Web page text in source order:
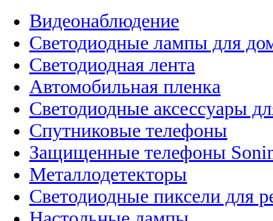
Видеонаблюдение
Светодиодные лампы для
Светодиодная лента
Автомобильная пленка
Светодиодные аксессуары
Спутниковые телефоны
Защищенные телефоны
Металлодетекторы
Светодиодные пиксели для